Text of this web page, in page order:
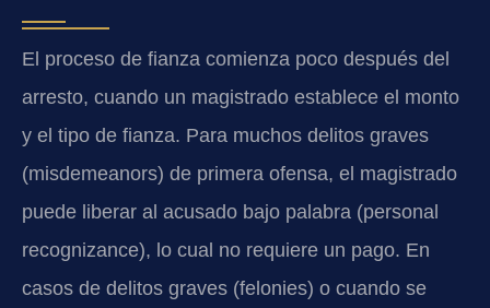
El proceso de fianza comienza poco después del
arresto, cuando un magistrado establece el monto
y el tipo de fianza. Para muchos delitos graves
(misdemeanors) de primera ofensa, el magistrado
puede liberar al acusado bajo palabra (personal
recognizance), lo cual no requiere un pago. En
casos de delitos graves (felonies) o cuando se